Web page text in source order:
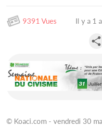
9391 Vues Il y a 1
© Koaci.com - vendredi 30